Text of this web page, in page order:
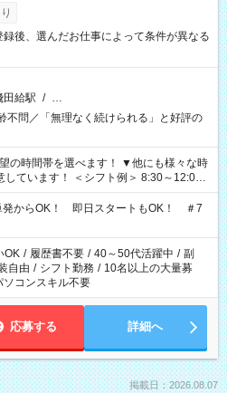
後、選んだお仕事によって条件が異なる
田給駅 / …
不問／「無理なく続けられる」と好評の
を選べます！ ▼他にも様々な時
しています！ ＜シフト例＞ 8:30～12:00
22:00 22:00～翌6:00 など
からOK！ 即日スタートもOK！ ＃7
OK / 履歴書不要 / 40～50代活躍中 / 副
自由 / シフト勤務 / 10名以上の大量募
ソコンスキル不要
応募する 詳細へ
掲載日：2026.08.07